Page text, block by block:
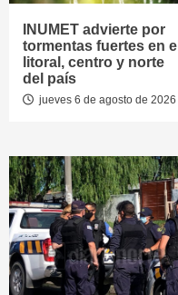
INUMET advierte por
tormentas fuertes en el
litoral, centro y norte
del país
jueves 6 de agosto de 2026